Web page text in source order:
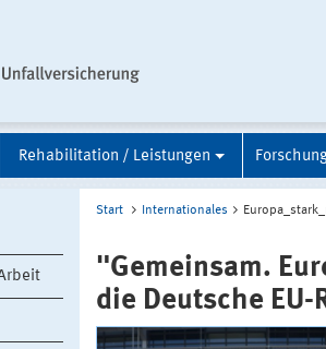
Rehabilitation / Leistungen
Start Internationales
"Gemeinsam.
die Deutsche